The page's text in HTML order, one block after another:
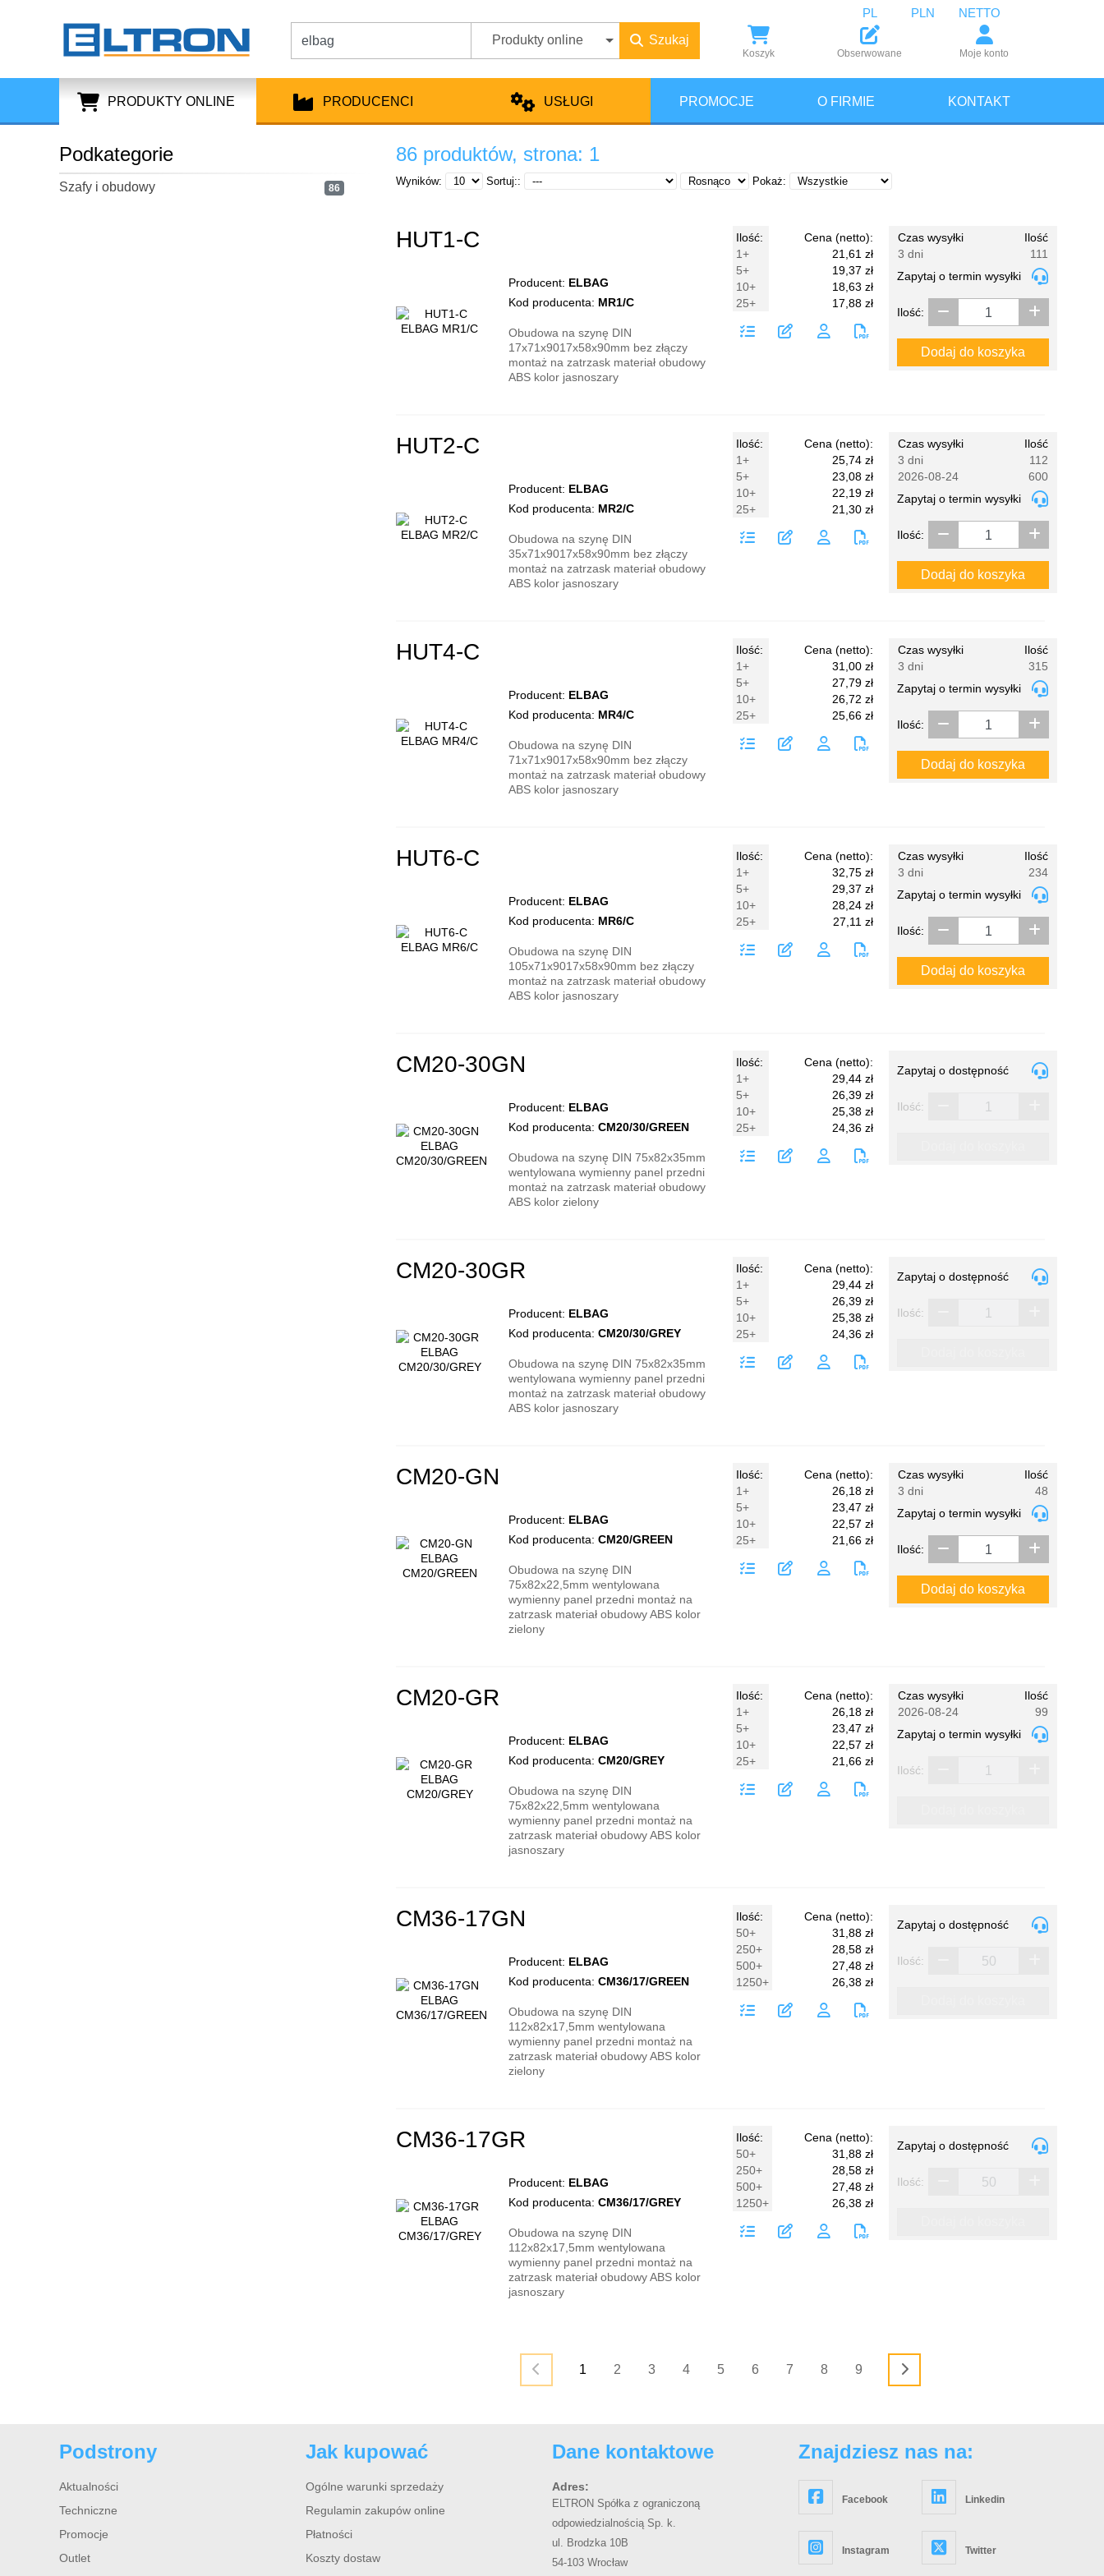
Produkty online Szukaj
Koszyk Obserwowane Moje konto
PL PLN NETTO
PRODUKTY ONLINE PRODUCENCI USŁUGI PROMOCJE O FIRMIE KONTAKT
Podkategorie
Szafy i obudowy 86
86 produktów, strona: 1
Wyników: Sortuj:: Pokaż:
HUT1-C
Producent: ELBAG
Kod producenta: MR1/C
Obudowa na szynę DIN
17x71x9017x58x90mm bez złączy
montaż na zatrzask materiał obudowy
ABS kolor jasnoszary
Ilość:
Cena (netto):
1+
21,61 zł
5+
19,37 zł
10+
18,63 zł
25+
17,88 zł
Czas wysyłki
Ilość
3 dni
111
Zapytaj o termin wysyłki
Ilość:
Dodaj do koszyka
HUT2-C
Producent: ELBAG
Kod producenta: MR2/C
Obudowa na szynę DIN
35x71x9017x58x90mm bez złączy
montaż na zatrzask materiał obudowy
ABS kolor jasnoszary
Ilość:
Cena (netto):
1+
25,74 zł
5+
23,08 zł
10+
22,19 zł
25+
21,30 zł
Czas wysyłki
Ilość
3 dni
112
2026-08-24
600
Zapytaj o termin wysyłki
Ilość:
Dodaj do koszyka
HUT4-C
Producent: ELBAG
Kod producenta: MR4/C
Obudowa na szynę DIN
71x71x9017x58x90mm bez złączy
montaż na zatrzask materiał obudowy
ABS kolor jasnoszary
Ilość:
Cena (netto):
1+
31,00 zł
5+
27,79 zł
10+
26,72 zł
25+
25,66 zł
Czas wysyłki
Ilość
3 dni
315
Zapytaj o termin wysyłki
Ilość:
Dodaj do koszyka
HUT6-C
Producent: ELBAG
Kod producenta: MR6/C
Obudowa na szynę DIN
105x71x9017x58x90mm bez złączy
montaż na zatrzask materiał obudowy
ABS kolor jasnoszary
Ilość:
Cena (netto):
1+
32,75 zł
5+
29,37 zł
10+
28,24 zł
25+
27,11 zł
Czas wysyłki
Ilość
3 dni
234
Zapytaj o termin wysyłki
Ilość:
Dodaj do koszyka
CM20-30GN
Producent: ELBAG
Kod producenta: CM20/30/GREEN
Obudowa na szynę DIN 75x82x35mm
wentylowana wymienny panel przedni
montaż na zatrzask materiał obudowy
ABS kolor zielony
Ilość:
Cena (netto):
1+
29,44 zł
5+
26,39 zł
10+
25,38 zł
25+
24,36 zł
Zapytaj o dostępność
Ilość:
CM20-30GR
Producent: ELBAG
Kod producenta: CM20/30/GREY
Obudowa na szynę DIN 75x82x35mm
wentylowana wymienny panel przedni
montaż na zatrzask materiał obudowy
ABS kolor jasnoszary
Ilość:
Cena (netto):
1+
29,44 zł
5+
26,39 zł
10+
25,38 zł
25+
24,36 zł
Zapytaj o dostępność
Ilość:
CM20-GN
Producent: ELBAG
Kod producenta: CM20/GREEN
Obudowa na szynę DIN
75x82x22,5mm wentylowana
wymienny panel przedni montaż na
zatrzask materiał obudowy ABS kolor
zielony
Ilość:
Cena (netto):
1+
26,18 zł
5+
23,47 zł
10+
22,57 zł
25+
21,66 zł
Czas wysyłki
Ilość
3 dni
48
Zapytaj o termin wysyłki
Ilość:
Dodaj do koszyka
CM20-GR
Producent: ELBAG
Kod producenta: CM20/GREY
Obudowa na szynę DIN
75x82x22,5mm wentylowana
wymienny panel przedni montaż na
zatrzask materiał obudowy ABS kolor
jasnoszary
Ilość:
Cena (netto):
1+
26,18 zł
5+
23,47 zł
10+
22,57 zł
25+
21,66 zł
Czas wysyłki
Ilość
2026-08-24
99
Zapytaj o termin wysyłki
Ilość:
CM36-17GN
Producent: ELBAG
Kod producenta: CM36/17/GREEN
Obudowa na szynę DIN
112x82x17,5mm wentylowana
wymienny panel przedni montaż na
zatrzask materiał obudowy ABS kolor
zielony
Ilość:
Cena (netto):
50+
31,88 zł
250+
28,58 zł
500+
27,48 zł
1250+
26,38 zł
Zapytaj o dostępność
Ilość:
CM36-17GR
Producent: ELBAG
Kod producenta: CM36/17/GREY
Obudowa na szynę DIN
112x82x17,5mm wentylowana
wymienny panel przedni montaż na
zatrzask materiał obudowy ABS kolor
jasnoszary
Ilość:
Cena (netto):
50+
31,88 zł
250+
28,58 zł
500+
27,48 zł
1250+
26,38 zł
Zapytaj o dostępność
Ilość:
1 2 3 4 5 6 7 8 9
Podstrony
Aktualności
Techniczne
Promocje
Outlet
Jak kupować
Ogólne warunki sprzedaży
Regulamin zakupów online
Płatności
Koszty dostaw
Dane kontaktowe
Adres:
ELTRON Spółka z ograniczoną
odpowiedzialnością Sp. k.
ul. Brodzka 10B
54-103 Wrocław
Znajdziesz nas na:
Facebook Linkedin
Instagram Twitter